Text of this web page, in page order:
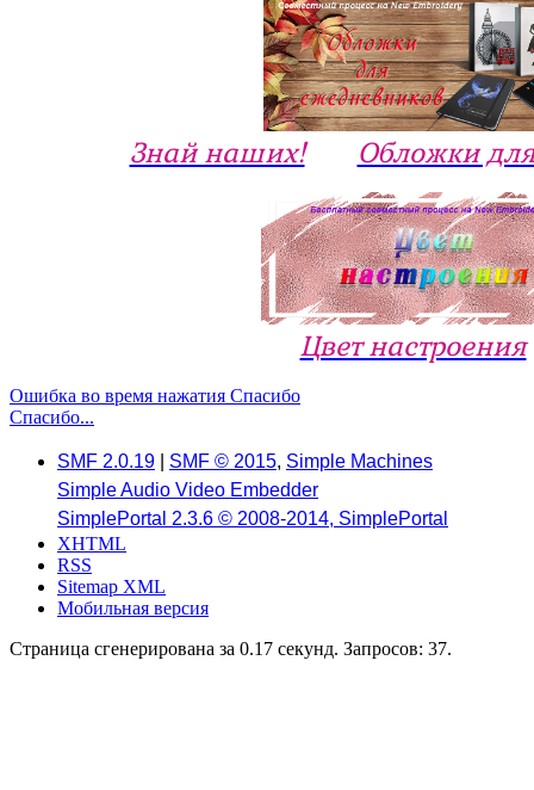
Знай наших! Обложки
Цвет настроения
Ошибка во время нажатия Спасибо
Спасибо...
SMF 2.0.19 SMF © 2015, Simple Machines
Simple Audio Video Embedder
SimplePortal 2.3.6 © 2008-2014, SimplePortal
XHTML
RSS
Sitemap XML
Мобильная версия
Страница сгенерирована за 0.17 секунд. Запросов: 37.